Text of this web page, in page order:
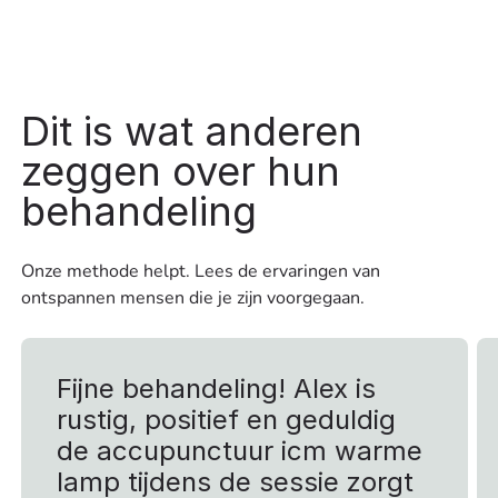
Dit is wat anderen
zeggen over hun
behandeling
Onze methode helpt. Lees de ervaringen van
ontspannen mensen die je zijn voorgegaan.
Fijne behandeling! Alex is
rustig, positief en geduldig
de accupunctuur icm warme
lamp tijdens de sessie zorgt